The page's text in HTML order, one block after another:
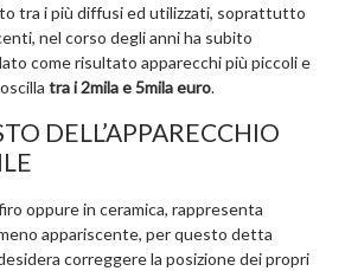
tra i più diffusi ed utilizzati, soprattutto
nel corso degli anni ha subito
come risultato apparecchi più piccoli e
tra i 2mila e 5mila euro.
DELL’APPARECCHIO
oppure in ceramica, rappresenta
appariscente, per questo detta
correggere la posizione dei propri